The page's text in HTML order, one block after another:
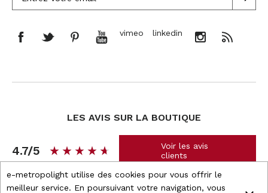
vimeo linkedin
LES AVIS SUR LA BOUTIQUE
4.7/5 star_rate star_rate star_rate star_rate star_rate
star_rate star_rate star_rate star_rate star_rate
Voir les avis
clients
e-metropolight utilise des cookies pour vous offrir le
meilleur service. En poursuivant votre navigation, vous